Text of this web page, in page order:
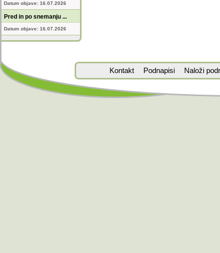
Datum objave: 16.07.2026
Pred in po snemanju ...
Datum objave: 16.07.2026
Kontakt Podnapisi Naloži